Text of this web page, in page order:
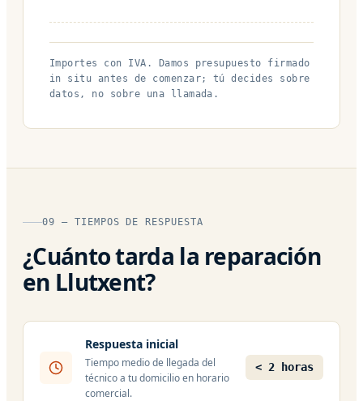
Importes con IVA. Damos presupuesto firmado
in situ antes de comenzar; tú decides sobre
datos, no sobre una llamada.
09 — TIEMPOS DE RESPUESTA
¿Cuánto tarda la reparación
en Llutxent?
Respuesta inicial
Tiempo medio de llegada del
técnico a tu domicilio en horario
comercial.
< 2 horas